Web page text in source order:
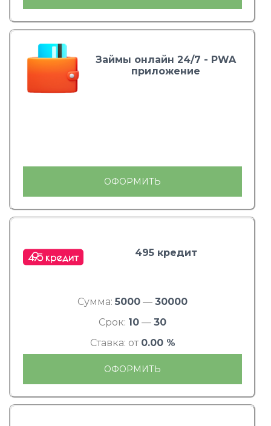
Займы онлайн 24/7 - PWA
приложение
ОФОРМИТЬ
495 кредит
Сумма: 5000 — 30000
Срок: 10 — 30
Ставка: от 0.00 %
ОФОРМИТЬ